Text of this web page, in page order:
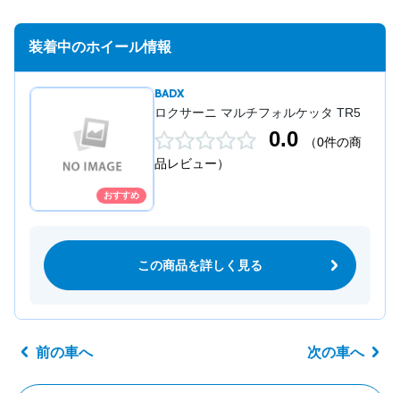
装着中のホイール情報
おすすめ
BADX
ロクサーニ マルチフォルケッタ TR5
0.0
（0件の商
品レビュー）
この商品を詳しく見る
前の車へ 次の車へ